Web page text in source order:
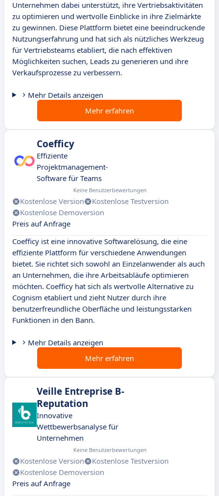
Unternehmen dabei unterstützt, ihre Vertriebsaktivitäten
zu optimieren und wertvolle Einblicke in ihre Zielmärkte
zu gewinnen. Diese Plattform bietet eine beeindruckende
Nutzungserfahrung und hat sich als nützliches Werkzeug
für Vertriebsteams etabliert, die nach effektiven
Möglichkeiten suchen, Leads zu generieren und ihre
Verkaufsprozesse zu verbessern.
Mehr Details anzeigen
Mehr erfahren
Coefficy
Effiziente
Projektmanagement-
Software für Teams
Keine Benutzerbewertungen
Kostenlose Version
Kostenlose Testversion
Kostenlose Demoversion
Preis auf Anfrage
Coefficy ist eine innovative Softwarelösung, die eine
effiziente Plattform für verschiedene Anwendungen
bietet. Sie richtet sich sowohl an Einzelanwender als auch
an Unternehmen, die ihre Arbeitsabläufe optimieren
möchten. Coefficy hat sich als wertvolle Alternative zu
Cognism etabliert und zieht Nutzer durch ihre
benutzerfreundliche Oberfläche und leistungsstarken
Funktionen in den Bann.
Mehr Details anzeigen
Mehr erfahren
Veille Entreprise B-
Reputation
Innovative
Wettbewerbsanalyse für
Unternehmen
Keine Benutzerbewertungen
Kostenlose Version
Kostenlose Testversion
Kostenlose Demoversion
Preis auf Anfrage